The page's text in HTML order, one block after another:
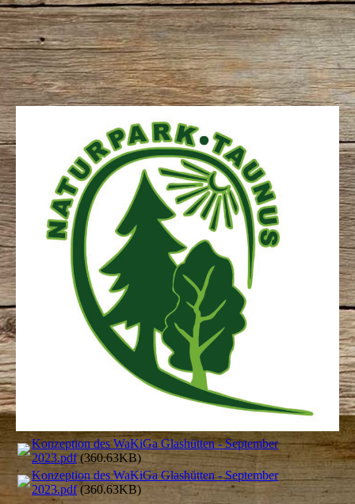
Konzeption des WaKiGa Glashütten - September
2023.pdf(360.63KB)
Konzeption des WaKiGa Glashütten - September
2023.pdf(360.63KB)